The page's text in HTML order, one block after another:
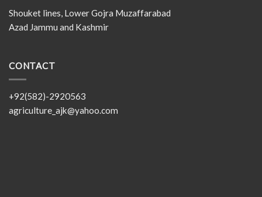
Shouket lines, Lower Gojra Muzaffarabad
Azad Jammu and Kashmir
CONTACT
+92(582)-2920563
agriculture_ajk@yahoo.com